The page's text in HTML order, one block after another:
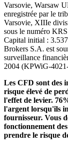
Varsovie, Warsaw
enregistrée par le
Varsovie, XIIIe
sous le numéro
Capital initial :
Brokers S.A. est
surveillance
2004 (KPWiG-
Les CFD sont des
risque élevé de
l'effet de levier.
l'argent lorsqu'ils
fournisseur. Vous
fonctionnement
prendre le risque